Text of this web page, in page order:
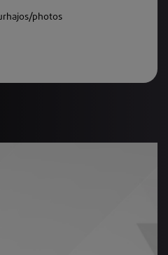
photos